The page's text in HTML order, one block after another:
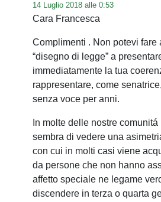
14 Luglio 2018 alle 0:53
Cara Francesca
Complimenti . Non potevi fare
“disegno di legge” a
immediatamente la tua
rappresentare, come
senza voce per anni.
In molte delle nostre
sembra di vedere una
con cui in molti casi viene
da persone che non hanno
affetto speciale ne legame
discendere in terza o quarta